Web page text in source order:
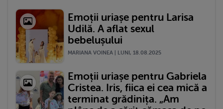
Emoții uriașe pentru Larisa
Udilă. A aflat sexul
bebelușului
MARIANA VOINEA | LUNI, 18.08.2025
Emoții uriașe pentru Gabriela
Cristea. Iris, fiica ei cea mică a
terminat grădinița. „Am